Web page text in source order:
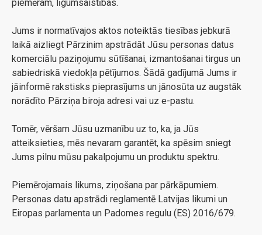
piemēram, līgumsaistības.
Jums ir normatīvajos aktos noteiktās tiesības jebkurā
laikā aizliegt Pārzinim apstrādāt Jūsu personas datus
komerciālu paziņojumu sūtīšanai, izmantošanai tirgus un
sabiedriskā viedokļa pētījumos. Šādā gadījumā Jums ir
jāinformē rakstisks pieprasījums un jānosūta uz augstāk
norādīto Pārziņa biroja adresi vai uz e-pastu.
Tomēr, vēršam Jūsu uzmanību uz to, ka, ja Jūs
atteiksieties, mēs nevaram garantēt, ka spēsim sniegt
Jums pilnu mūsu pakalpojumu un produktu spektru.
Piemērojamais likums, ziņošana par pārkāpumiem.
Personas datu apstrādi reglamentē Latvijas likumi un
Eiropas parlamenta un Padomes regulu (ES) 2016/679.